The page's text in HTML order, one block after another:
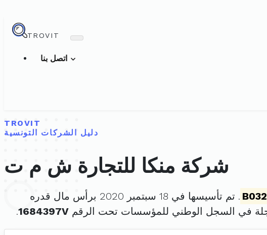
TROVIT
TROVIT
دليل الشركات التونسية
شركة منكا للتجارة ش م ت
. تم تأسيسها في 18 سبتمبر 2020 برأس مال قدره
في السجل الوطني للمؤسسات تحت الرقم 1684397V
.